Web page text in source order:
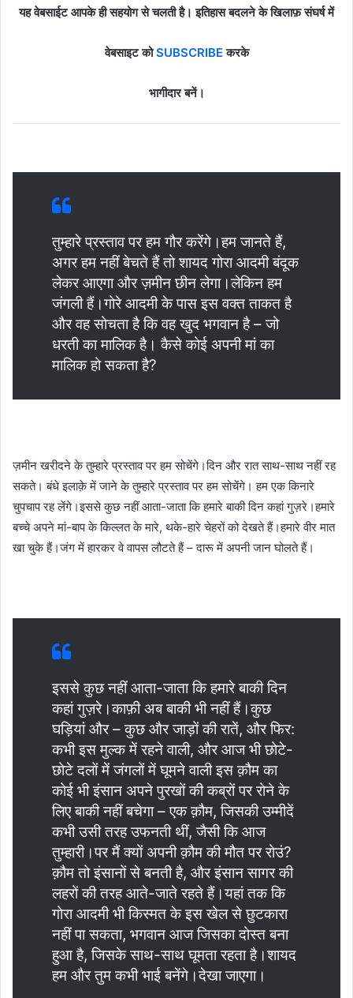
यह वेबसाईट आपके ही सहयोग से चलती है। इतिहास बदलने के खिलाफ़ संघर्ष में
वेबसाइट कोSUBSCRIBEकरके
भागीदार बनें।
तुम्हारे प्रस्ताव पर हम गौर करेंगे।हम जानते हैं,
अगर हम नहीं बेचते हैं तो शायद गोरा आदमी बंदूक
लेकर आएगा और ज़मीन छीन लेगा।लेकिन हम
जंगली हैं।गोरे आदमी के पास इस वक्त ताकत है
और वह सोचता है कि वह खुद भगवान है – जो
धरती का मालिक है। कैसे कोई अपनी मां का
मालिक हो सकता है?
ज़मीन खरीदने के तुम्हारे प्रस्ताव पर हम सोचेंगे।दिन और रात साथ-साथ नहीं रह
सकते। बंधे इलाक़े में जाने के तुम्हारे प्रस्ताव पर हम सोचेंगे। हम एक किनारे
चुपचाप रह लेंगे।इससे कुछ नहीं आता-जाता कि हमारे बाकी दिन कहां गुज़रे।हमारे
बच्चे अपने मां-बाप के किल्लत के मारे, थके-हारे चेहरों को देखते हैं।हमारे वीर मात
खा चुके हैं।जंग में हारकर वे वापस लौटते हैं – दारू में अपनी जान घोलते हैं।
इससे कुछ नहीं आता-जाता कि हमारे बाकी दिन
कहां गुज़रे।काफ़ी अब बाकी भी नहीं हैं।कुछ
घड़ियां और – कुछ और जाड़ों की रातें, और फिर:
कभी इस मुल्क में रहने वाली, और आज भी छोटे-
छोटे दलों में जंगलों में घूमने वाली इस क़ौम का
कोई भी इंसान अपने पुरखों की कब्रों पर रोने के
लिए बाकी नहीं बचेगा – एक क़ौम, जिसकी उम्मीदें
कभी उसी तरह उफनती थीं, जैसी कि आज
तुम्हारी।पर मैं क्यों अपनी क़ौम की मौत पर रोउं?
क़ौम तो इंसानों से बनती है, और इंसान सागर की
लहरों की तरह आते-जाते रहते हैं।यहां तक कि
गोरा आदमी भी किस्मत के इस खेल से छुटकारा
नहीं पा सकता, भगवान आज जिसका दोस्त बना
हुआ है, जिसके साथ-साथ घूमता रहता है।शायद
हम और तुम कभी भाई बनेंगे।देखा जाएगा।